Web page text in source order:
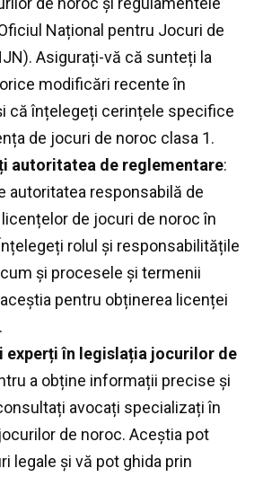
Național pentru Jocuri de
Asigurați-vă că sunteți la
modificări recente în
că înțelegeți cerințele specifice
de jocuri de noroc clasa 1.
autoritatea de reglementare:
autoritatea responsabilă de
de jocuri de noroc în
rolul și responsabilitățile
și procesele și termenii
pentru obținerea licenței
experți în legislația jocurilor de
a obține informații precise și
avocați specializați în
de noroc. Aceștia pot
legale și vă pot ghida prin